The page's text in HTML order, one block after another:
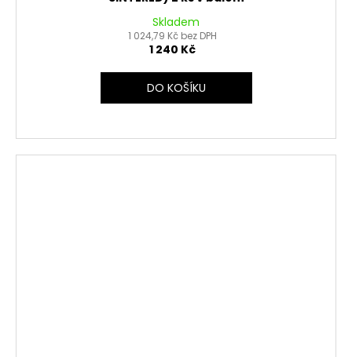
Skladem
1 024,79 Kč bez DPH
1 240 Kč
DO KOŠÍKU